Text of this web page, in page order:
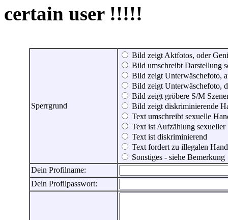
certain user !!!!!
Sperrgrund
Bild zeigt Aktfotos, oder
Bild umschreibt Darstellung
Bild zeigt Unterwäschefoto,
Bild zeigt Unterwäschefoto,
Bild zeigt gröbere S/M
Bild zeigt diskriminierende
Text umschreibt sexuelle
Text ist Aufzählung sexueller
Text ist diskriminierend
Text fordert zu illegalen
Sonstiges - siehe Bemerkung
Dein Profilname:
Dein Profilpasswort: